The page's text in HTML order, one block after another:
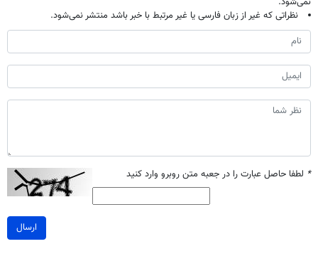
نظراتی که غیر از زبان فارسی یا غیر مرتبط با خبر باشد منتشر نمی‌شود.
* لطفا حاصل عبارت را در جعبه متن روبرو وارد کنید
ارسال